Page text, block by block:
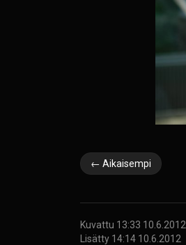
← Aikaisempi
Kuvattu 13:33 10.6.2012
Lisätty 14:14 10.6.2012